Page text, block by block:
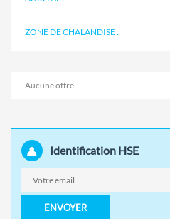
ZONE DE CHALANDISE :
Aucune offre
Identification HSE
ENVOYER